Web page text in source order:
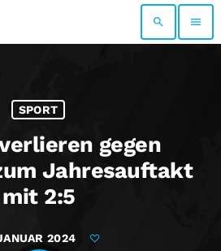
search menu
SPORT
gegen
Jahresauftakt
mit 2:5
2024